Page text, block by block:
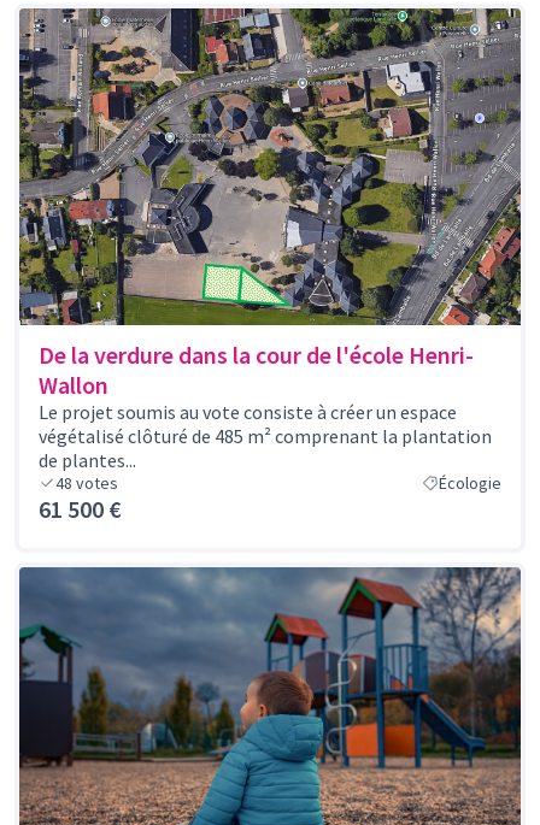
De la verdure dans la cour de l'école Henri-
Wallon
Le projet soumis au vote consiste à créer un espace
végétalisé clôturé de 485 m² comprenant la plantation
de plantes...
48 votes Écologie
61 500 €